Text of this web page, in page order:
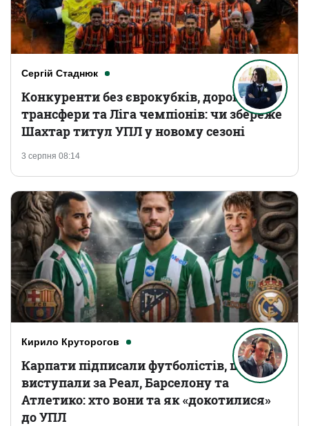
Сергій Стаднюк
3 серпня 08:14
Конкуренти без єврокубків, дорогі
трансфери та Ліга чемпіонів: чи збереже
Шахтар титул УПЛ у новому сезоні
Кирило Круторогов
Карпати підписали футболістів, що
виступали за Реал, Барселону та
Атлетико: хто вони та як «докотилися»
до УПЛ